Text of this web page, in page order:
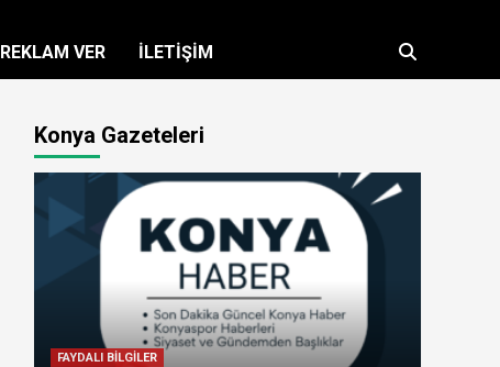
REKLAM VER İLETİŞİM
Konya Gazeteleri
FAYDALI BİLGİLER